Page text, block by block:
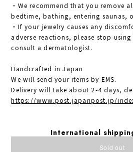
・We recommend that you remove
bedtime, bathing, entering saunas,
・If your jewelry causes any
adverse reactions, please stop
consult a dermatologist.
Handcrafted in Japan
We will send your items by EMS.
Delivery will take about 2-4 days,
https://www.post.japanpost.jp/
International
Sold out